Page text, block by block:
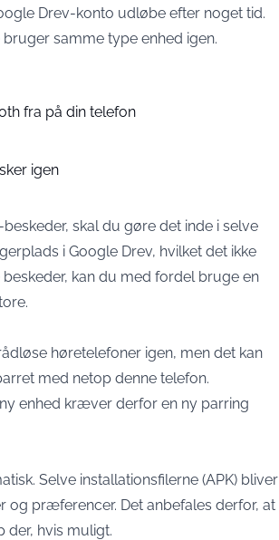
Drev-konto udløbe efter noget tid.
samme type enhed igen.
fra på din telefon
igen
skal du gøre det inde i selve
i Google Drev, hvilket det ikke
kan du med fordel bruge en
høretelefoner igen, men det kan
med netop denne telefon.
enhed kræver derfor en ny parring
Selve installationsfilerne (APK) bliver
og præferencer. Det anbefales derfor, at
der, hvis muligt.